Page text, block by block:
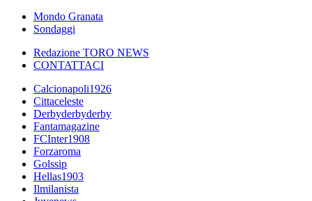
Mondo Granata
Sondaggi
Redazione TORO NEWS
CONTATTACI
Calcionapoli1926
Cittaceleste
Derbyderbyderby
Fantamagazine
FCInter1908
Forzaroma
Golssip
Hellas1903
Ilmilanista